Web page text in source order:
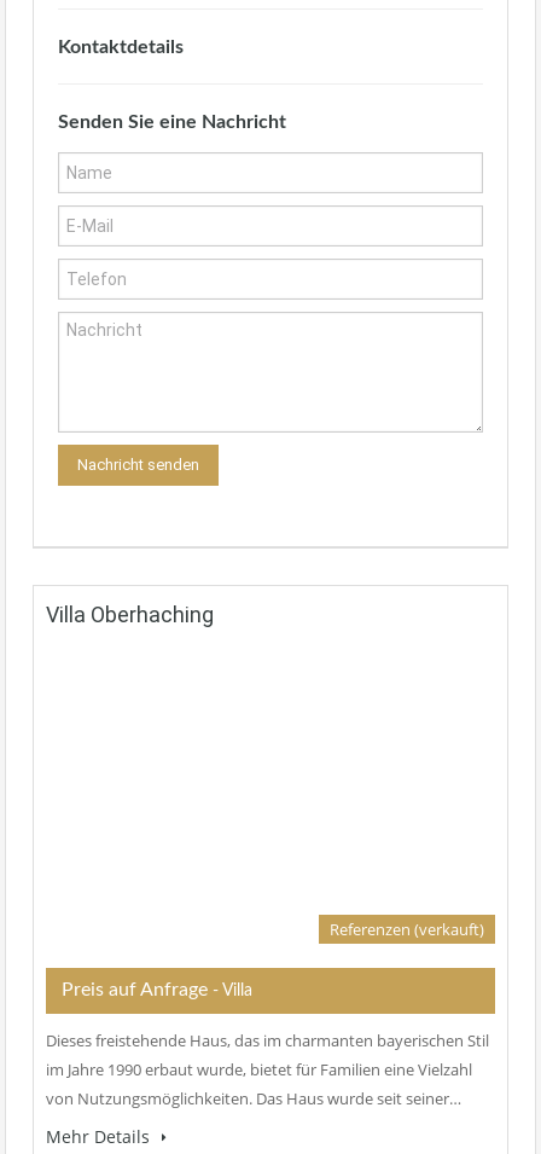
Kontaktdetails
Senden Sie eine Nachricht
Villa Oberhaching
Referenzen (verkauft)
Preis auf Anfrage - Villa
Dieses freistehende Haus, das im charmanten bayerischen Stil
im Jahre 1990 erbaut wurde, bietet für Familien eine Vielzahl
von Nutzungsmöglichkeiten. Das Haus wurde seit seiner…
Mehr Details